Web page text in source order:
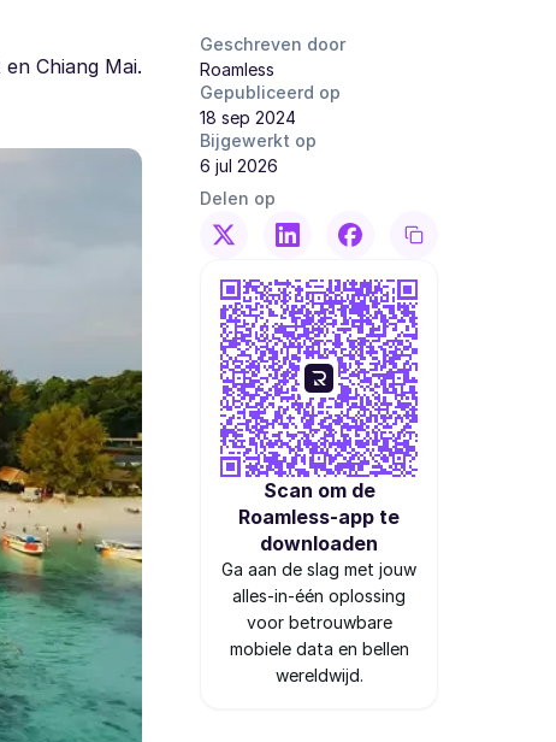
Chiang Mai.
Geschreven door
Roamless
Gepubliceerd op
18 sep 2024
Bijgewerkt op
6 jul 2026
Delen op
Scan om de
Roamless-app te
downloaden
Ga aan de slag met jouw
alles-in-één oplossing
voor betrouwbare
mobiele data en bellen
wereldwijd.